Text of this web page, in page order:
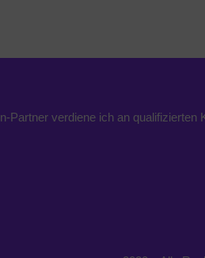
Partner verdiene ich an qualifizierten